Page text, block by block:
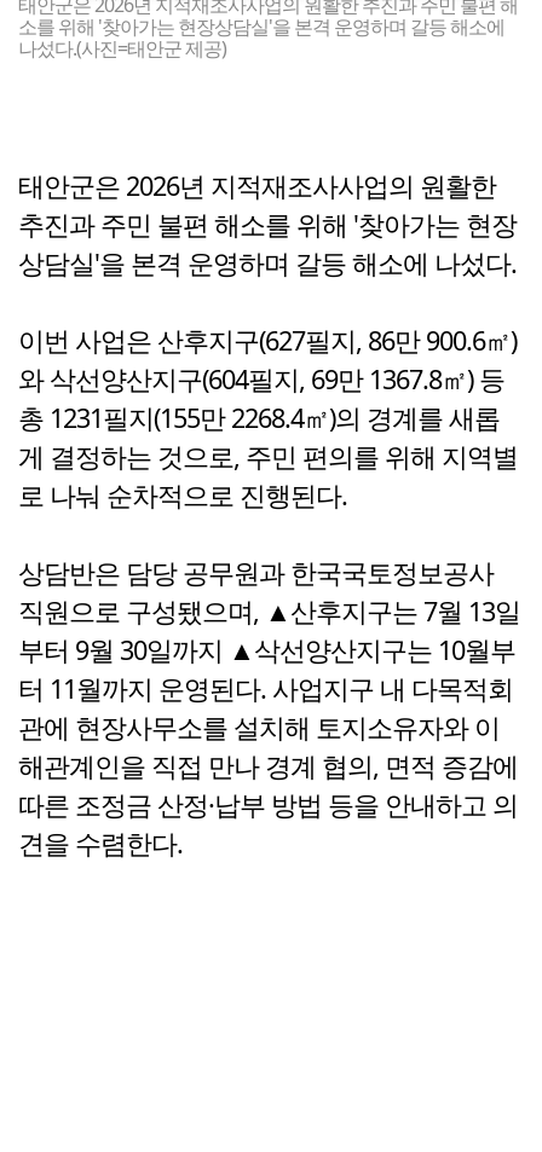
소를 위해 '찾아가는 현장상담실'을 본격 운영하며 갈등 해소에
나섰다.(사진=태안군 제공)
태안군은 2026년 지적재조사사업의 원활한
추진과 주민 불편 해소를 위해 '찾아가는 현장
상담실'을 본격 운영하며 갈등 해소에 나섰다.
이번 사업은 산후지구(627필지, 86만 900.6㎡)
와 삭선양산지구(604필지, 69만 1367.8㎡) 등
총 1231필지(155만 2268.4㎡)의 경계를 새롭
게 결정하는 것으로, 주민 편의를 위해 지역별
로 나눠 순차적으로 진행된다.
상담반은 담당 공무원과 한국국토정보공사
직원으로 구성됐으며, ▲산후지구는 7월 13일
부터 9월 30일까지 ▲삭선양산지구는 10월부
터 11월까지 운영된다. 사업지구 내 다목적회
관에 현장사무소를 설치해 토지소유자와 이
해관계인을 직접 만나 경계 협의, 면적 증감에
따른 조정금 산정·납부 방법 등을 안내하고 의
견을 수렴한다.